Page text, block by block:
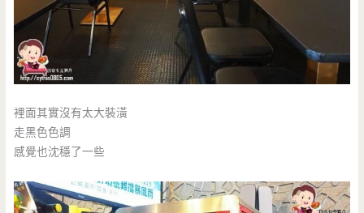
裡面其實沒有太大裝潢
走黑色色調
感覺也沈穩了一些